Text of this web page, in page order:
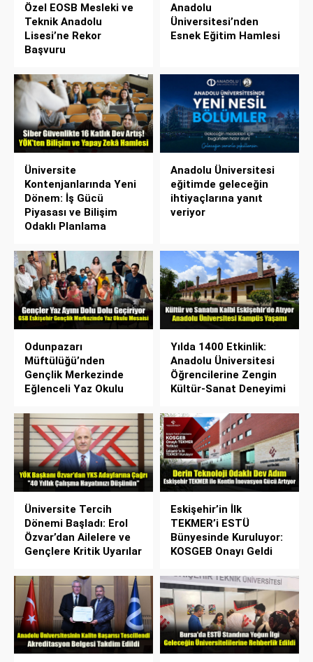
Özel EOSB Mesleki ve
Teknik Anadolu
Lisesi’ne Rekor
Başvuru
Anadolu
Üniversitesi’nden
Esnek Eğitim Hamlesi
Üniversite
Kontenjanlarında Yeni
Dönem: İş Gücü
Piyasası ve Bilişim
Odaklı Planlama
Anadolu Üniversitesi
eğitimde geleceğin
ihtiyaçlarına yanıt
veriyor
Odunpazarı
Müftülüğü’nden
Gençlik Merkezinde
Eğlenceli Yaz Okulu
Yılda 1400 Etkinlik:
Anadolu Üniversitesi
Öğrencilerine Zengin
Kültür-Sanat Deneyimi
Üniversite Tercih
Dönemi Başladı: Erol
Özvar’dan Ailelere ve
Gençlere Kritik Uyarılar
Eskişehir’in İlk
TEKMER’i ESTÜ
Bünyesinde Kuruluyor:
KOSGEB Onayı Geldi